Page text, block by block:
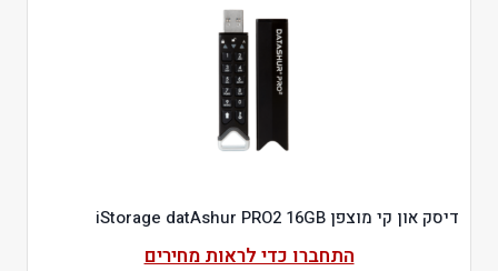
דיסק און קי מוצפן iStorage datAshur PRO2 16GB
התחברו כדי לראות מחירים